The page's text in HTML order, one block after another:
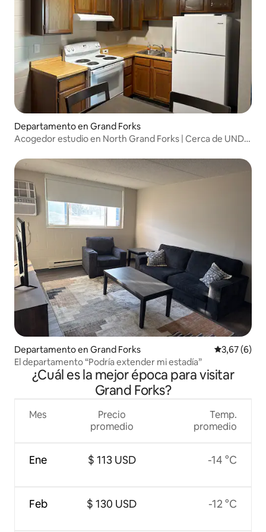
Departamento en Grand Forks
Acogedor estudio en North Grand Forks | Cerca de UND y
Departamento en Grand Forks Calificación
3,67 (6)
El departamento “Podría extender mi estadía”
¿Cuál es la mejor época para visitar
Grand Forks?
Mes
Ene
Feb
Precio
promedio
$ 113 USD
$ 130 USD
Temp.
promedio
-14 °C
-12 °C